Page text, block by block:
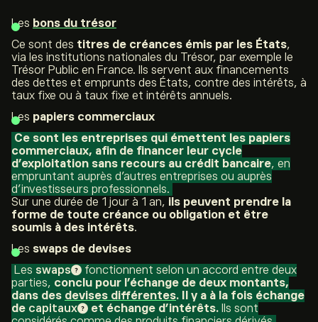
Les bons du trésor
Ce sont des titres de créances émis par les États,
via les institutions nationales du Trésor, par exemple le
Trésor Public en France. Ils servent aux financements
des dettes et emprunts des États, contre des intérêts, à
taux fixe ou à taux fixe et intérêts annuels.
Les papiers commerciaux
Ce sont les entreprises qui émettent les papiers
commerciaux, afin de financer leur cycle
d’exploitation sans recours au crédit bancaire, en
empruntant auprès d’autres entreprises ou auprès
d’investisseurs professionnels.
Sur une durée de 1 jour à 1 an, ils peuvent prendre la
forme de toute créance ou obligation et être
soumis à des intérêts.
Les swaps de devises
Les swaps
fonctionnent selon un accord entre deux
parties, conclu pour l’échange de deux montants,
dans des devises différentes. Il y a à la fois échange
de capitaux et échange d’intérêts. Ils sont